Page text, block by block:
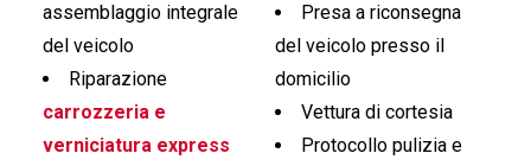
assemblaggio integrale
del veicolo
Riparazione
carrozzeria e
verniciatura express
Presa a riconsegna
del veicolo presso il
domicilio
Vettura di cortesia
Protocollo pulizia e